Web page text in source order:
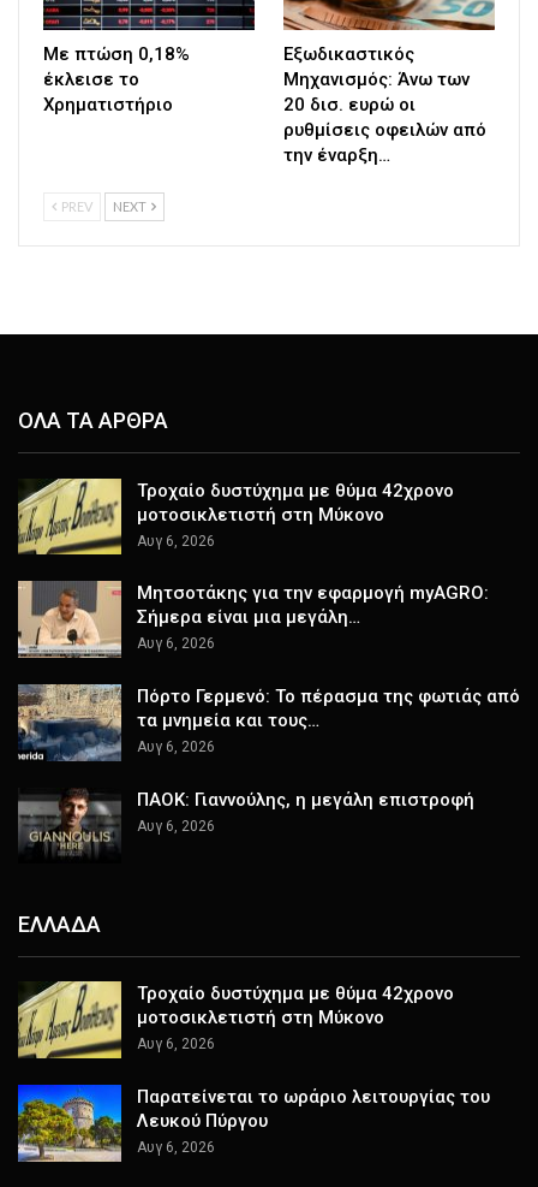
Με πτώση 0,18%
έκλεισε το
Χρηματιστήριο
Εξωδικαστικός
Μηχανισμός: Άνω των
20 δισ. ευρώ οι
ρυθμίσεις οφειλών από
την έναρξη…
PREV NEXT
ΟΛΑ ΤΑ ΑΡΘΡΑ
Τροχαίο δυστύχημα με θύμα 42χρονο
μοτοσικλετιστή στη Μύκονο
Αυγ 6, 2026
Μητσοτάκης για την εφαρμογή myAGRO:
Σήμερα είναι μια μεγάλη…
Αυγ 6, 2026
Πόρτο Γερμενό: Το πέρασμα της φωτιάς από
τα μνημεία και τους…
Αυγ 6, 2026
ΠΑΟΚ: Γιαννούλης, η μεγάλη επιστροφή
Αυγ 6, 2026
ΕΛΛΑΔΑ
Τροχαίο δυστύχημα με θύμα 42χρονο
μοτοσικλετιστή στη Μύκονο
Αυγ 6, 2026
Παρατείνεται το ωράριο λειτουργίας του
Λευκού Πύργου
Αυγ 6, 2026